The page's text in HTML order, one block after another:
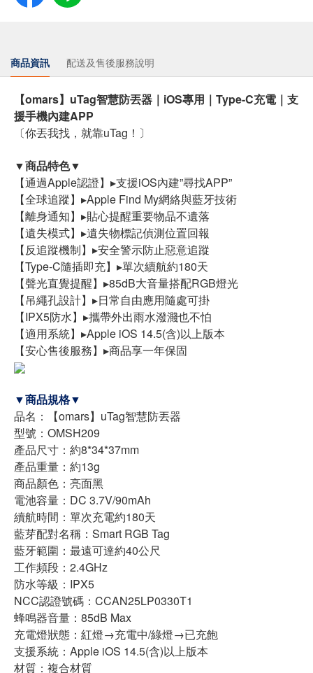
商品資訊 配送及售後服務說明
【omars】uTag智慧防丟器｜iOS專用｜Type-C充電｜支
援手機內建APP
〔你丟我找，就靠uTag！〕
▼商品特色▼
【通過Apple認證】▸支援iOS內建”尋找APP”
【全球追蹤】▸Apple Find My網絡與藍牙技術
【離身通知】▸貼心提醒重要物品不遺落
【遺失模式】▸遺失物標記偵測位置回報
【反追蹤機制】▸安全警示防止惡意追蹤
【Type-C隨插即充】▸單次續航約180天
【聲光直覺提醒】▸85dB大音量搭配RGB燈光
【吊繩孔設計】▸日常自由應用隨處可掛
【IPX5防水】▸攜帶外出雨水潑濺也不怕
【適用系統】▸Apple iOS 14.5(含)以上版本
【安心售後服務】▸商品享一年保固
▼商品規格▼
品名：【omars】uTag智慧防丟器
型號：OMSH209
產品尺寸：約8*34*37mm
產品重量：約13g
商品顏色：亮面黑
電池容量：DC 3.7V/90mAh
續航時間：單次充電約180天
藍芽配對名稱：Smart RGB Tag
藍牙範圍：最遠可達約40公尺
工作頻段：2.4GHz
防水等級：IPX5
NCC認證號碼：CCAN25LP0330T1
蜂鳴器音量：85dB Max
充電燈狀態：紅燈→充電中/綠燈→已充飽
支援系統：Apple iOS 14.5(含)以上版本
材質：複合材質